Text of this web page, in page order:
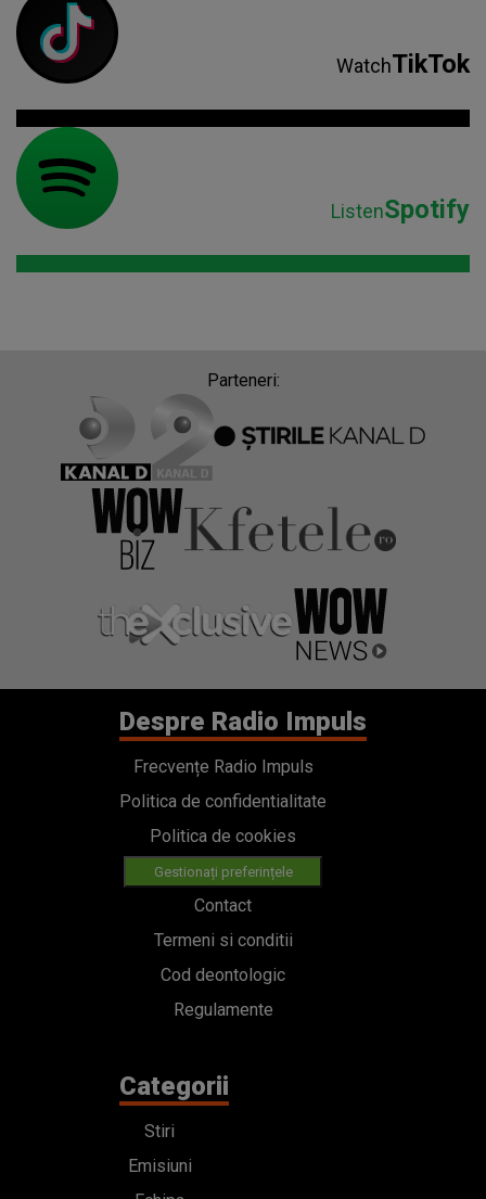
WatchTikTok
ListenSpotify
Parteneri:
Despre Radio Impuls
Frecvențe Radio Impuls
Politica de confidentialitate
Politica de cookies
Gestionați preferințele
Contact
Termeni si conditii
Cod deontologic
Regulamente
Categorii
Stiri
Emisiuni